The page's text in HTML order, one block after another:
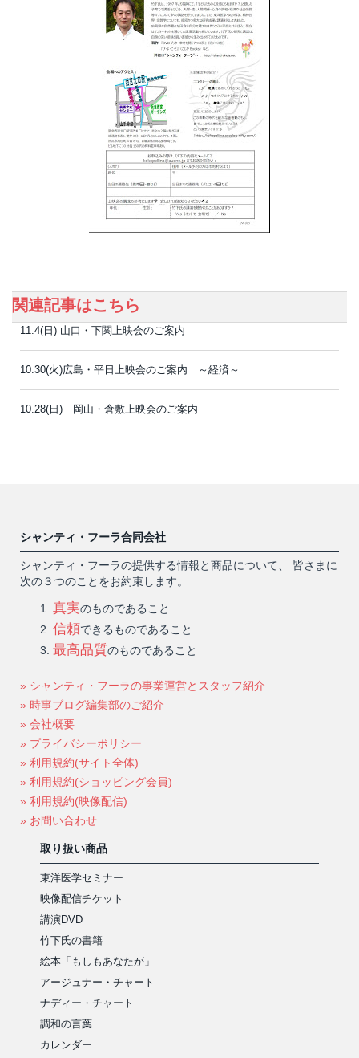
関連記事はこちら
11.4(日) 山口・下関上映会のご案内
10.30(火)広島・平日上映会のご案内 ～経済～
10.28(日) 岡山・倉敷上映会のご案内
シャンティ・フーラ合同会社
シャンティ・フーラの提供する情報と商品について、 皆さまに
次の３つのことをお約束します。
真実のものであること
信頼できるものであること
最高品質のものであること
» シャンティ・フーラの事業運営とスタッフ紹介
» 時事ブログ編集部のご紹介
» 会社概要
» プライバシーポリシー
» 利用規約(サイト全体)
» 利用規約(ショッピング会員)
» 利用規約(映像配信)
» お問い合わせ
取り扱い商品
東洋医学セミナー
映像配信チケット
講演DVD
竹下氏の書籍
絵本「もしもあなたが」
アージュナー・チャート
ナディー・チャート
調和の言葉
カレンダー